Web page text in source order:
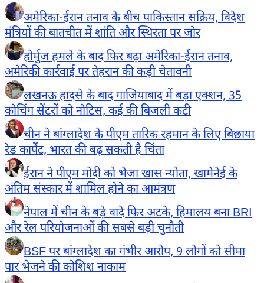
अमेरिका-ईरान तनाव के बीच पाकिस्तान सक्रिय, विदेश
मंत्रियों की बातचीत में शांति और स्थिरता पर जोर
होर्मुज हमले के बाद फिर बढ़ा अमेरिका-ईरान तनाव,
अमेरिकी कार्रवाई पर तेहरान की कड़ी चेतावनी
लखनऊ हादसे के बाद गाजियाबाद में बड़ा एक्शन, 35
कोचिंग सेंटरों को नोटिस, कई की बिजली कटी
चीन ने बांग्लादेश के पीएम तारिक रहमान के लिए बिछाया
रेड कार्पेट, भारत की बढ़ सकती है चिंता
ईरान ने पीएम मोदी को भेजा खास न्योता, खामेनेई के
अंतिम संस्कार में शामिल होने का आमंत्रण
नेपाल में चीन के बड़े वादे फिर अटके, हिमालय बना BRI
और रेल परियोजनाओं की सबसे बड़ी चुनौती
BSF पर बांग्लादेश का गंभीर आरोप, 9 लोगों को सीमा
पार भेजने की कोशिश नाकाम